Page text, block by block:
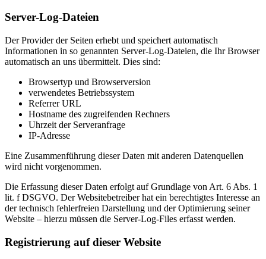
Server-Log-Dateien
Der Provider der Seiten erhebt und speichert automatisch
Informationen in so genannten Server-Log-Dateien, die Ihr Browser
automatisch an uns übermittelt. Dies sind:
Browsertyp und Browserversion
verwendetes Betriebssystem
Referrer URL
Hostname des zugreifenden Rechners
Uhrzeit der Serveranfrage
IP-Adresse
Eine Zusammenführung dieser Daten mit anderen Datenquellen
wird nicht vorgenommen.
Die Erfassung dieser Daten erfolgt auf Grundlage von Art. 6 Abs. 1
lit. f DSGVO. Der Websitebetreiber hat ein berechtigtes Interesse an
der technisch fehlerfreien Darstellung und der Optimierung seiner
Website – hierzu müssen die Server-Log-Files erfasst werden.
Registrierung auf dieser Website